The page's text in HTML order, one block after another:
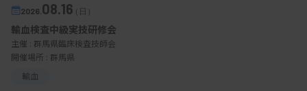
2026. 08.16（日）
輸血検査中級実技研修会
主催 : 群馬県臨床検査技師会
開催場所 : 群馬県
輸血